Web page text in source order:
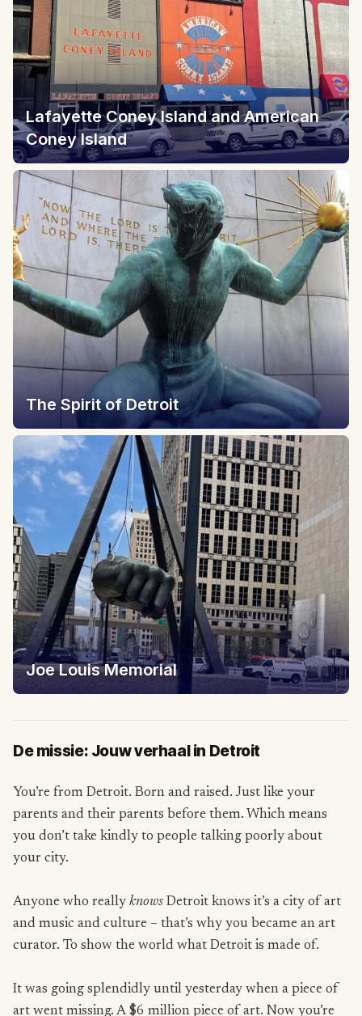
Lafayette Coney Island and American
Coney Island
The Spirit of Detroit
Joe Louis Memorial
De missie: Jouw verhaal in Detroit
You’re from Detroit. Born and raised. Just like your
parents and their parents before them. Which means
you don’t take kindly to people talking poorly about
your city.
Anyone who really knows Detroit knows it’s a city of art
and music and culture – that’s why you became an art
curator. To show the world what Detroit is made of.
It was going splendidly until yesterday when a piece of
art went missing. A $6 million piece of art. Now you’re